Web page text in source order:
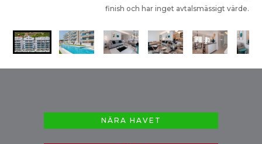
finish och har inget avtalsmässigt värde.
NÄRA HAVET